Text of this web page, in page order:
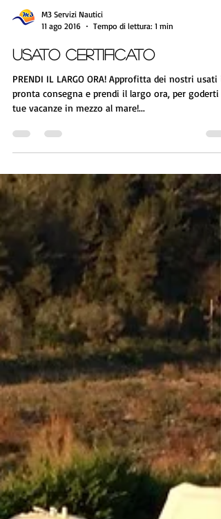
11 ago 2016
Tempo di lettura: 1 min
USATO CERTIFICATO
PRENDI IL LARGO ORA! Approfitta dei nostri usati
tue vacanze in mezzo al mare!...